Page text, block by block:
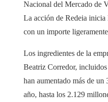
Nacional del Mercado de
La acción de Redeia inicia
con un importe
Los ingredientes de la
Beatriz Corredor, incluidos
han aumentado más de un
año, hasta los 2.129